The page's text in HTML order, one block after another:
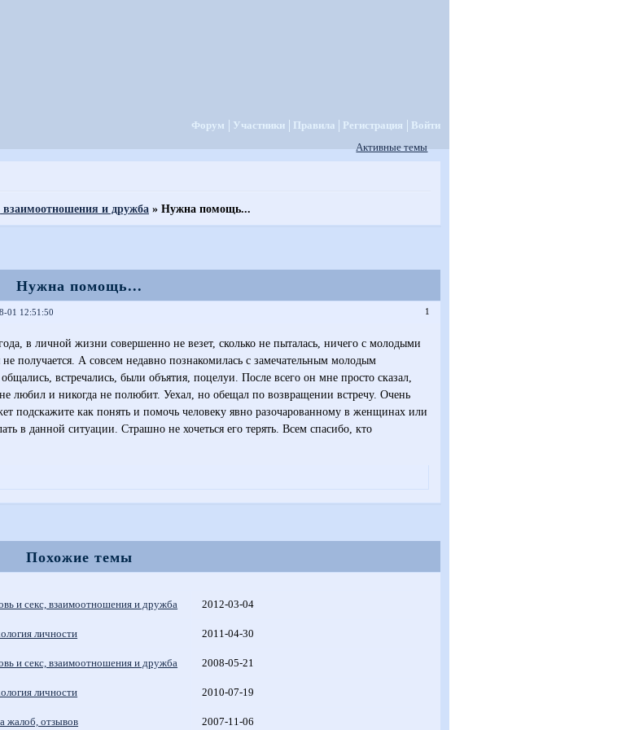
Форум Участники Правила Регистрация
Войти
Активные темы
взаимоотношения и дружба »Нужна помощь...
Нужна помощь...
1
01 12:51:50
в личной жизни совершенно не везет, сколько не пыталась, ничего с молодыми
получается. А совсем недавно познакомилась с замечательным молодым
встречались, были объятия, поцелуи. После всего он мне просто сказал,
любил и никогда не полюбит. Уехал, но обещал по возвращении встречу. Очень
подскажите как понять и помочь человеку явно разочарованному в женщинах или
в данной ситуации. Страшно не хочеться его терять. Всем спасибо, кто
Похожие темы
и секс, взаимоотношения и дружба 2012-03-04
личности 2011-04-30
и секс, взаимоотношения и дружба 2008-05-21
личности 2010-07-19
жалоб, отзывов 2007-11-06